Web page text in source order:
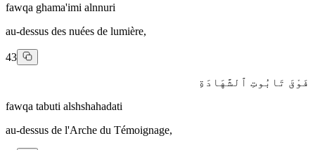
fawqa ghama'imi alnnuri
au-dessus des nuées de lumière,
43
فَوْقَ تَابُوتِ ٱلشَّهَادَةِ
fawqa tabuti alshshahadati
au-dessus de l'Arche du Témoignage,